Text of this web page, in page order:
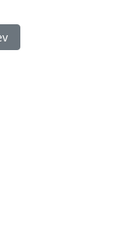
article: TT-